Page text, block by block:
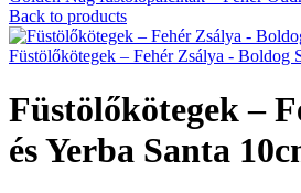
Back to products
Füstölőkötegek – Fehér Zsálya - Boldog
Füstölőkötegek –
és Yerba Santa